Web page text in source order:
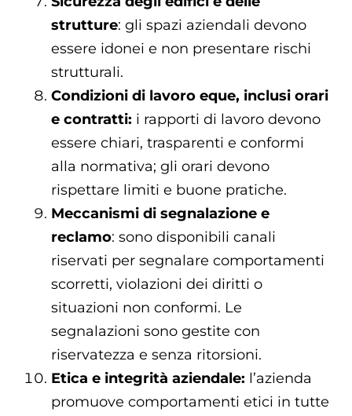
strutture: gli spazi aziendali devono
essere idonei e non presentare rischi
strutturali.
Condizioni di lavoro eque, inclusi orari
e contratti: i rapporti di lavoro devono
essere chiari, trasparenti e conformi
alla normativa; gli orari devono
rispettare limiti e buone pratiche.
Meccanismi di segnalazione e
reclamo: sono disponibili canali
riservati per segnalare comportamenti
scorretti, violazioni dei diritti o
situazioni non conformi. Le
segnalazioni sono gestite con
riservatezza e senza ritorsioni.
Etica e integrità aziendale: l’azienda
promuove comportamenti etici in tutte